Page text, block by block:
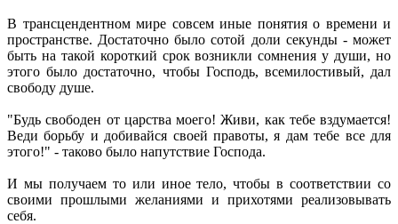
В трансцендентном мире совсем иные понятия о времени и
пространстве. Достаточно было сотой доли секунды - может
быть на такой короткий срок возникли сомнения у души, но
этого было достаточно, чтобы Господь, всемилостивый, дал
свободу душе.
"Будь свободен от царства моего! Живи, как тебе вздумается!
Веди борьбу и добивайся своей правоты, я дам тебе все для
этого!" - таково было напутствие Господа.
И мы получаем то или иное тело, чтобы в соответствии со
своими прошлыми желаниями и прихотями реализовывать
себя.